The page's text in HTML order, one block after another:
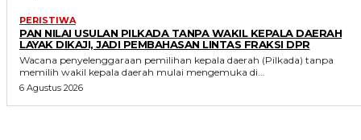
PERISTIWA
PAN NILAI USULAN PILKADA TANPA WAKIL KEPALA DAERAH
LAYAK DIKAJI, JADI PEMBAHASAN LINTAS FRAKSI DPR
Wacana penyelenggaraan pemilihan kepala daerah (Pilkada) tanpa
memilih wakil kepala daerah mulai mengemuka di...
6 Agustus 2026